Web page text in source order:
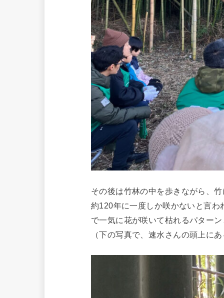
その後は竹林の中を歩きながら、
約120年に一度しか咲かないと言
で一気に花が咲いて枯れるパター
（下の写真で、速水さんの頭上に